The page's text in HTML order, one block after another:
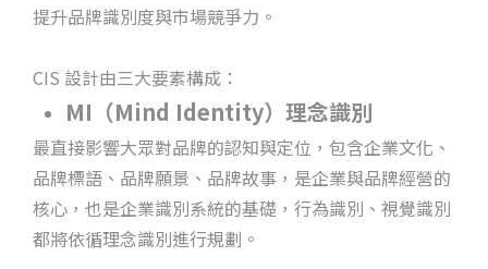
提升品牌識別度與市場競爭力。
CIS 設計由三大要素構成：
MI（Mind Identity）理念識別
最直接影響大眾對品牌的認知與定位，包含企業文化、
品牌標語、品牌願景、品牌故事，是企業與品牌經營的
核心，也是企業識別系統的基礎，行為識別、視覺識別
都將依循理念識別進行規劃。